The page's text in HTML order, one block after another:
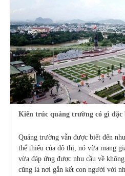
Kiến trúc quảng trường có gì đặc
Quảng trường vẫn được biết đến
thể thiếu của đô thị, nó vừa mang
vừa đáp ứng được nhu cầu về
cũng là nơi gắn kết con người với